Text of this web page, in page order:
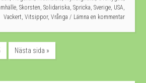
, Skorsten, Solidariska, Spricka, Sverige, USA,
Vackert, Vitsippor, Vrånga Lämna en kommentar
Nästa sida »